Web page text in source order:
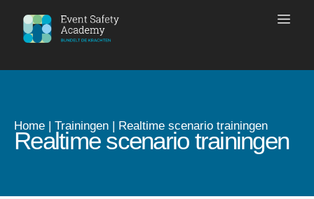
Home | Trainingen | Realtime scenario trainingen
Realtime scenario trainingen